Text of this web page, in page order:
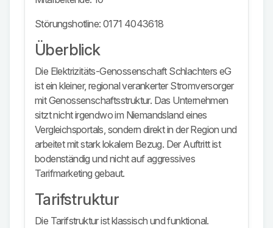
Störungshotline: 0171 4043618
Überblick
Die Elektrizitäts-Genossenschaft Schlachters eG
ist ein kleiner, regional verankerter Stromversorger
mit Genossenschaftsstruktur. Das Unternehmen
sitzt nicht irgendwo im Niemandsland eines
Vergleichsportals, sondern direkt in der Region und
arbeitet mit stark lokalem Bezug. Der Auftritt ist
bodenständig und nicht auf aggressives
Tarifmarketing gebaut.
Tarifstruktur
Die Tarifstruktur ist klassisch und funktional.